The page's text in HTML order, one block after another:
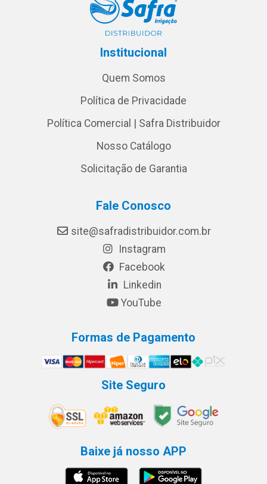
Institucional
Quem Somos
Política de Privacidade
Política Comercial | Safra Distribuidor
Nosso Catálogo
Solicitação de Garantia
Fale Conosco
site@safradistribuidor.com.br
Instagram
Facebook
Linkedin
YouTube
Formas de Pagamento
Site Seguro
Baixe já nosso APP